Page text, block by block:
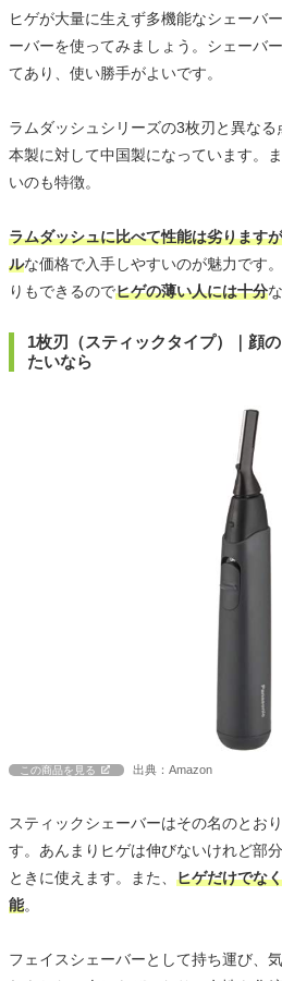
ヒゲが大量に生えず多機能なシェーバ
ーバーを使ってみましょう。シェーバ
てあり、使い勝手がよいです。
ラムダッシュシリーズの3枚刃と異な
本製に対して中国製になっています。
いのも特徴。
ラムダッシュに比べて性能は劣ります
ルな価格で入手しやすいのが魅力です
りもできるのでヒゲの薄い人には十分
1枚刃（スティックタイプ）｜顔
たいなら
この商品を見る 出典：Amazon
スティックシェーバーはその名のとお
す。あんまりヒゲは伸びないけれど部
ときに使えます。また、 ヒゲだけでな
能。
フェイスシェーバーとして持ち運び、